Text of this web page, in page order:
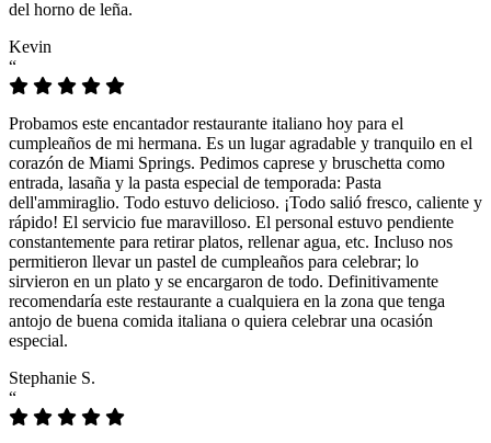
del horno de leña.
Kevin
“
Probamos este encantador restaurante italiano hoy para el
cumpleaños de mi hermana. Es un lugar agradable y tranquilo en el
corazón de Miami Springs. Pedimos caprese y bruschetta como
entrada, lasaña y la pasta especial de temporada: Pasta
dell'ammiraglio. Todo estuvo delicioso. ¡Todo salió fresco, caliente y
rápido! El servicio fue maravilloso. El personal estuvo pendiente
constantemente para retirar platos, rellenar agua, etc. Incluso nos
permitieron llevar un pastel de cumpleaños para celebrar; lo
sirvieron en un plato y se encargaron de todo. Definitivamente
recomendaría este restaurante a cualquiera en la zona que tenga
antojo de buena comida italiana o quiera celebrar una ocasión
especial.
Stephanie S.
“